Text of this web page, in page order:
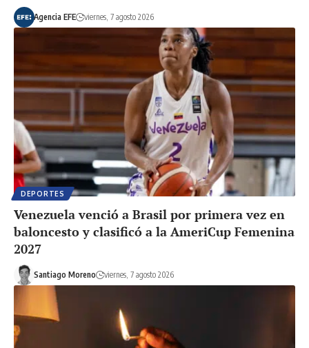
Agencia EFE viernes, 7 agosto 2026
DEPORTES
Venezuela venció a Brasil por primera vez en
baloncesto y clasificó a la AmeriCup Femenina
2027
Santiago Moreno viernes, 7 agosto 2026